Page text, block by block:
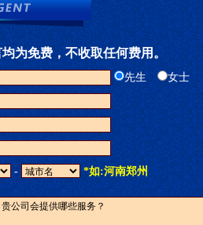
均为免费，不收取任何费用。
先生 女士
- *如:河南郑州